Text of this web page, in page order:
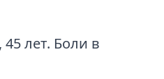
лет. Боли в